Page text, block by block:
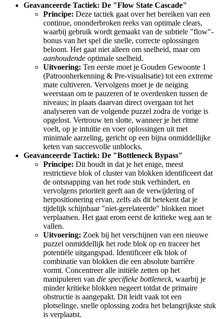
Geavanceerde Tactiek: De "Flow State Cascade"
Principe: Deze tactiek gaat over het bereiken van een
continue, ononderbroken reeks van optimale clears,
waarbij gebruik wordt gemaakt van de subtiele "flow"-
bonus van het spel die snelle, correcte oplossingen
beloont. Het gaat niet alleen om snelheid, maar om
aanhoudende optimale snelheid.
Uitvoering: Ten eerste moet je Gouden Gewoonte 1
(Patroonherkenning & Pre-visualisatie) tot een extreme
mate cultiveren. Vervolgens moet je de neiging
weerstaan om te pauzeren of te overdenken tussen de
niveaus; in plaats daarvan direct overgaan tot het
analyseren van de volgende puzzel zodra de vorige is
opgelost. Vertrouw ten slotte, wanneer je het ritme
voelt, op je intuïtie en voer oplossingen uit met
minimale aarzeling, gericht op een bijna onmiddellijke
keten van succesvolle unblocks.
Geavanceerde Tactiek: De "Bottleneck Bypass"
Principe: Dit houdt in dat je het enige, meest
restrictieve blok of cluster van blokken identificeert dat
de ontsnapping van het rode stuk verhindert, en
vervolgens prioriteit geeft aan de verwijdering of
herpositionering ervan, zelfs als dit betekent dat je
tijdelijk schijnbaar "niet-gerelateerde" blokken moet
verplaatsen. Het gaat erom eerst de kritieke weg aan te
vallen.
Uitvoering: Zoek bij het verschijnen van een nieuwe
puzzel onmiddellijk het rode blok op en traceer het
potentiële uitgangspad. Identificeer elk blok of
combinatie van blokken die een absolute barrière
vormt. Concentreer alle initiële zetten op het
manipuleren van die specifieke bottleneck, waarbij je
minder kritieke blokken negeert totdat de primaire
obstructie is aangepakt. Dit leidt vaak tot een
plotselinge, snelle oplossing zodra het belangrijkste stuk
is verplaatst.